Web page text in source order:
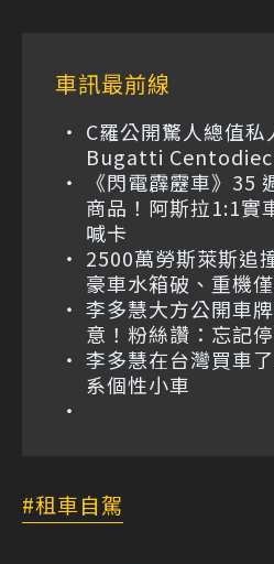
車訊最前線
C羅公開驚人總值
Bugatti
《閃電霹靂車》35
商品！阿斯拉1:1實
喊卡
2500萬勞斯萊斯追
豪車水箱破、重機
李多慧大方公開車
意！粉絲讚：忘記
李多慧在台灣買車
系個性小車
租車自駕